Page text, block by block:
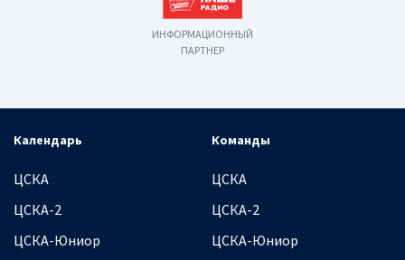
ИНФОРМАЦИОННЫЙ
ПАРТНЕР
Календарь
ЦСКА
ЦСКА-2
ЦСКА-Юниор
Команды
ЦСКА
ЦСКА-2
ЦСКА-Юниор